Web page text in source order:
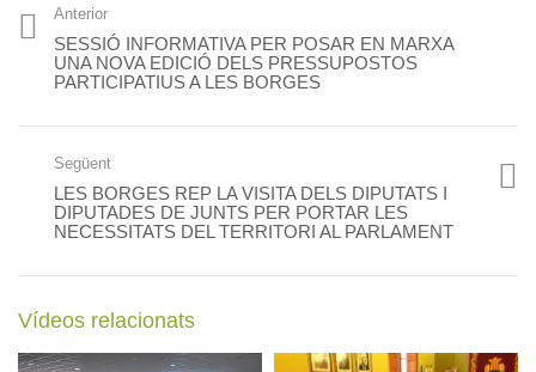
Anterior
SESSIÓ INFORMATIVA PER POSAR EN MARXA
UNA NOVA EDICIÓ DELS PRESSUPOSTOS
PARTICIPATIUS A LES BORGES
Següent
LES BORGES REP LA VISITA DELS DIPUTATS I
DIPUTADES DE JUNTS PER PORTAR LES
NECESSITATS DEL TERRITORI AL PARLAMENT
Vídeos relacionats